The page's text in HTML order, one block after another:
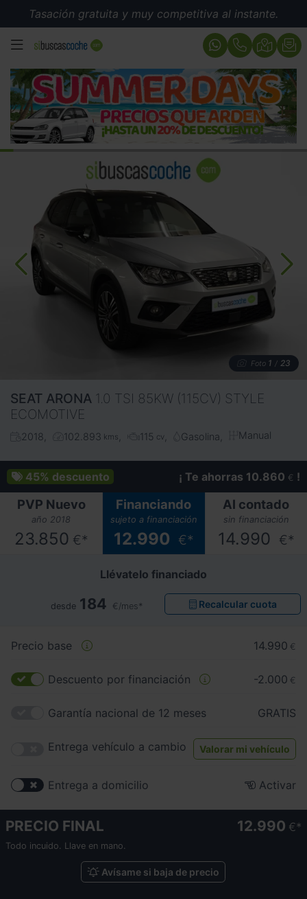
Tasación gratuita y muy competitiva al instante.
MENÚ
Foto 1 / 23
SEAT ARONA 1.0 TSI 85KW (115CV) STYLE
ECOMOTIVE
2018 102.893 kms 115 cv Gasolina Manual
45% descuento ¡ Te ahorras 10.860 € !
PVP Nuevo
año 2018
23.850 €*
Financiando
sujeto a financiación
12.990 €*
Al contado
sin financiación
14.990 €*
Llévatelo financiado
desde 184 €/mes* Recalcular cuota
Precio base 14.990 €
Descuento por financiación -2.000 €
Garantía nacional de 12 meses GRATIS
Entrega vehículo a cambio Valorar mi vehículo
Entrega a domicilio Activar
PRECIO FINAL 12.990 €
Todo incuido. Llave en mano.
Avísame si baja de precio